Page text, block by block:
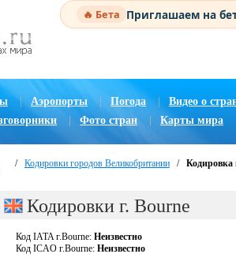
🔥 Бета Приглашаем на
| Аэропорты Погода | Видео о
Фото стран Карты мира
/ Кодировки городов Великобритании / Кодировка
Кодировки г. Bourne
Код IATA г.Bourne: Неизвестно
Код ICAO г.Bourne: Неизвестно